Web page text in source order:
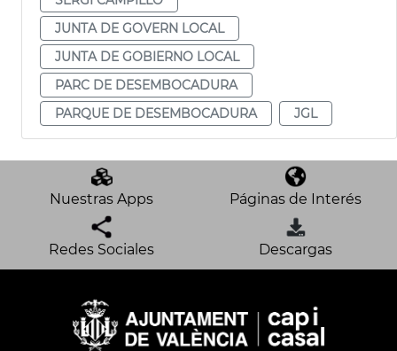
JUNTA DE GOVERN LOCAL
JUNTA DE GOBIERNO LOCAL
PARC DE DESEMBOCADURA
PARQUE DE DESEMBOCADURA
JGL
Nuestras Apps Páginas de Interés
Redes Sociales Descargas